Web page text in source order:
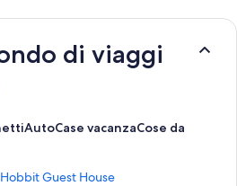
di viaggi
AutoCase vacanzaCose da fare
Guest House